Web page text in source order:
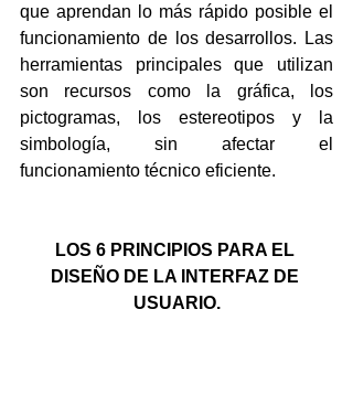
que aprendan lo más rápido posible el
funcionamiento de los desarrollos. Las
herramientas principales que utilizan
son recursos como la gráfica, los
pictogramas, los estereotipos y la
simbología, sin afectar el
funcionamiento técnico eficiente.
LOS 6 PRINCIPIOS PARA EL
DISEÑO DE LA INTERFAZ DE
USUARIO.